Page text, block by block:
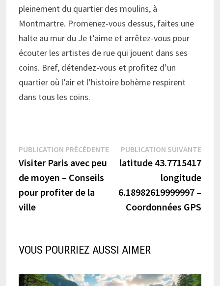
pleinement du quartier des moulins, à
Montmartre. Promenez-vous dessus, faites une
halte au mur du Je t’aime et arrêtez-vous pour
écouter les artistes de rue qui jouent dans ses
coins. Bref, détendez-vous et profitez d’un
quartier où l’air et l’histoire bohème respirent
dans tous les coins.
Navigation
de
l’article
PUBLICATION PRÉCÉDENTEPublication
précédente :
Visiter Paris avec peu
de moyen – Conseils
pour profiter de la
ville
PUBLICATION SUIVANTE
latitude 43.7715417
longitude
6.18982619999997 –
Coordonnées GPS
VOUS POURRIEZ AUSSI AIMER